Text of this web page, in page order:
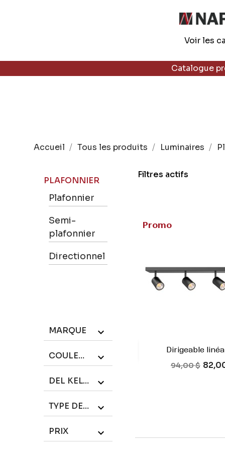
Voir les
Catalogue
Accueil Tous les produits Luminaires
PLAFONNIER
Plafonnier
Semi-
plafonnier
Directionnel
MARQUE 
COULEUR 
DEL KELVIN 
TYPE DE VERRE 
PRIX 
Filtres actifs
Dirigeable
Prix de base
94,00 $ Prix
Promo
Aperçu
Blanc